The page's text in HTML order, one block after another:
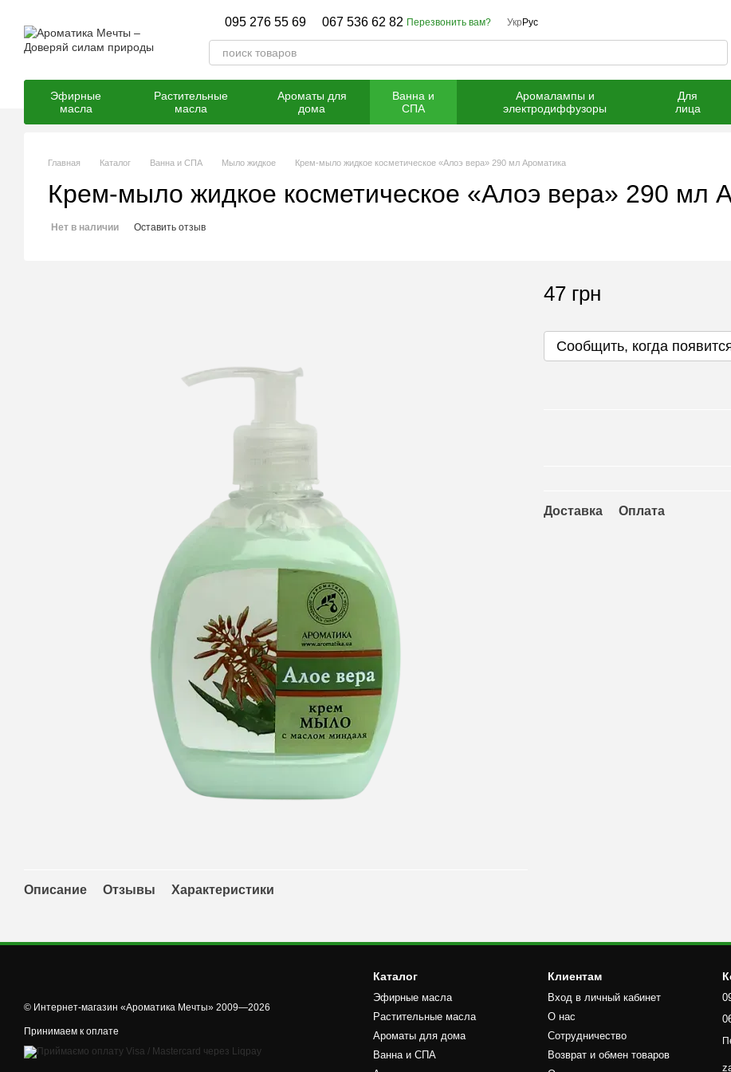
095 276 55 69 067 536 62 82 Перезвонить вам? Укр Рус
Эфирные
масла
Растительные
масла
Ароматы для
дома
Ванна и
СПА
Аромалампы и
электродиффузоры
Для
лица
Главная Каталог Ванна и СПА Мыло жидкое Крем-мыло жидкое косметическое «Алоэ вера» 290 мл Ароматика
Крем-мыло жидкое косметическое «Алоэ вера» 290 мл
Нет в наличии Оставить отзыв
Описание Отзывы Характеристики
47 грн
Сообщить, когда
Доставка Оплата
© Интернет-магазин «Ароматика Мечты» 2009—2026
Принимаем к оплате
Каталог
Эфирные масла
Растительные масла
Ароматы для дома
Ванна и СПА
Клиентам
Вход в личный кабинет
О нас
Сотрудничество
Возврат и обмен товаров